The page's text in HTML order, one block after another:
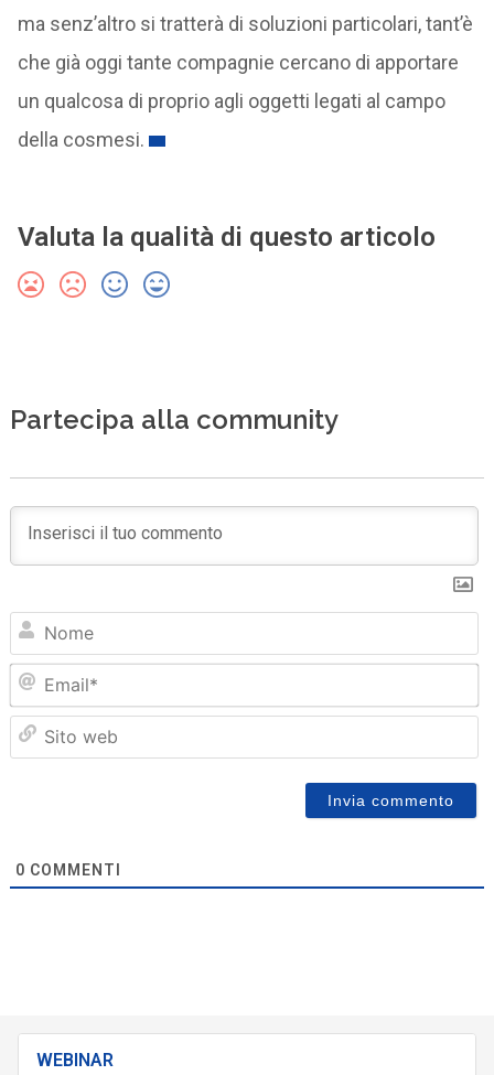
ma senz’altro si tratterà di soluzioni particolari, tant’è
che già oggi tante compagnie cercano di apportare
un qualcosa di proprio agli oggetti legati al campo
della cosmesi.
Valuta la qualità di questo articolo
Partecipa alla community
0 COMMENTI
WEBINAR